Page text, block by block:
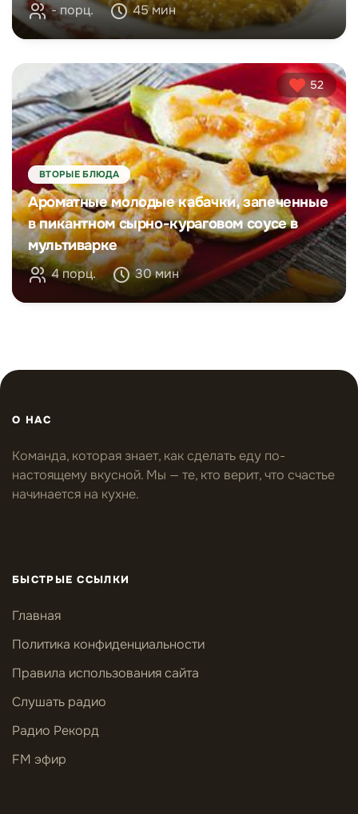
- порц. 45 мин
52
ВТОРЫЕ БЛЮДА
Ароматные молодые кабачки, запеченные
в пикантном сырно-кураговом соусе в
мультиварке
4 порц. 30 мин
О НАС
Команда, которая знает, как сделать еду по-
настоящему вкусной. Мы — те, кто верит, что счастье
начинается на кухне.
БЫСТРЫЕ ССЫЛКИ
Главная
Политика конфиденциальности
Правила использования сайта
Слушать радио
Радио Рекорд
FM эфир